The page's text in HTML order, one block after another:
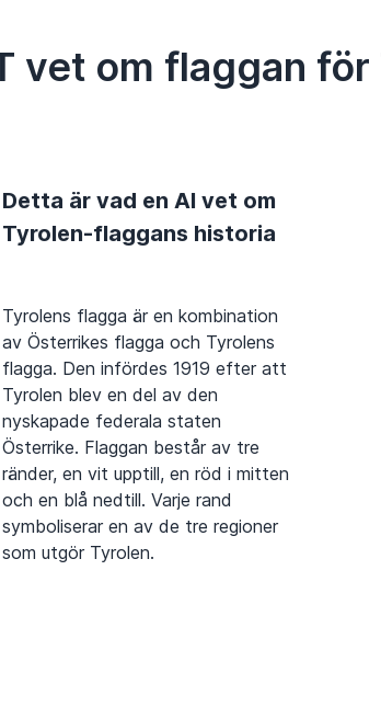
vet om flaggan för
Detta är vad en AI vet om
Tyrolen-flaggans historia
Tyrolens flagga är en kombination
av Österrikes flagga och Tyrolens
flagga. Den infördes 1919 efter att
Tyrolen blev en del av den
nyskapade federala staten
Österrike. Flaggan består av tre
ränder, en vit upptill, en röd i mitten
och en blå nedtill. Varje rand
symboliserar en av de tre regioner
som utgör Tyrolen.